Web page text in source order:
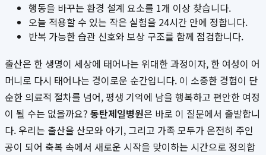
행동을 바꾸는 환경 설계 요소를 1개 이상 찾습니다.
오늘 적용할 수 있는 작은 실험을 24시간 안에 정합니다.
반복 가능한 습관 신호와 보상 구조를 함께 점검합니다.
출산은 한 생명이 세상에 태어나는 위대한 과정이자, 한 여성이 어
머니로 다시 태어나는 경이로운 순간입니다. 이 소중한 경험이 단
순한 의료적 절차를 넘어, 평생 기억에 남을 행복하고 편안한 여정
이 될 수는 없을까요? 동탄제일병원은 바로 이 질문에서 출발합니
다. 우리는 출산을 산모와 아기, 그리고 가족 모두가 온전히 주인
공이 되어 축복 속에서 새로운 시작을 맞이하는 시간으로 정의합